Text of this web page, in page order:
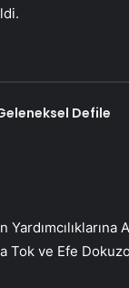
Defile
Tok ve Efe